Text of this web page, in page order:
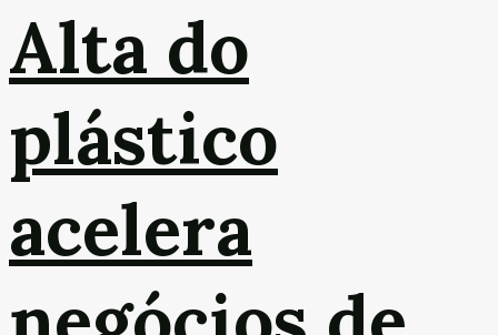
Alta do
plástico
acelera